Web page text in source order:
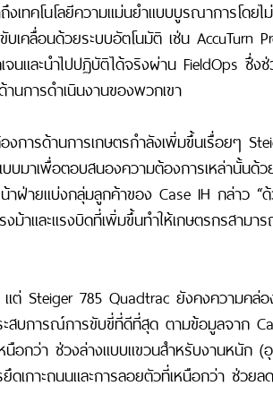
งเทคโนโลยีความแม่นยำแบบบูรณาการโดย
เคลื่อนด้วยระบบอัตโนมัติ เช่น AccuTurn
นและนำไปปฏิบัติได้จริงผ่าน FieldOps ซึ่ง
นการดำเนินงานของพวกเขา
องการด้านการเกษตรกำลังเพิ่มขึ้นเรื่อยๆ
บมาเพื่อตอบสนองความต้องการเหล่านั้นด้
าฝ่ายแบ่งกลุ่มลูกค้าของ Case IH กล่าว “
งม้าและแรงบิดที่เพิ่มขึ้นทำให้เกษตรกรสามา
ต่ Steiger 785 Quadtrac ยังคงความคล่
สบการณ์การขับขี่ที่ดีที่สุด ตามข้อมูลจาก
นือกว่า ช่วงล่างแบบแขวนสำหรับงานหนัก
เกาะถนนและการลอยตัวที่เหนือกว่า ช่วย